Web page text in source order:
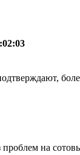
проблем на